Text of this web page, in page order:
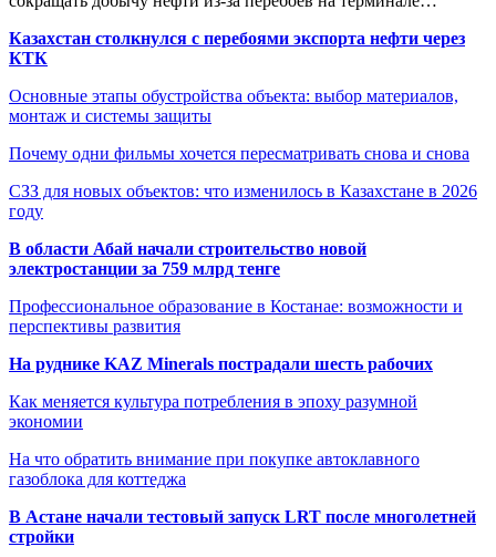
Казахстан столкнулся с перебоями экспорта нефти через
КТК
Основные этапы обустройства объекта: выбор материалов,
монтаж и системы защиты
Почему одни фильмы хочется пересматривать снова и снова
СЗЗ для новых объектов: что изменилось в Казахстане в 2026
году
В области Абай начали строительство новой
электростанции за 759 млрд тенге
Профессиональное образование в Костанае: возможности и
перспективы развития
На руднике KAZ Minerals пострадали шесть рабочих
Как меняется культура потребления в эпоху разумной
экономии
На что обратить внимание при покупке автоклавного
газоблока для коттеджа
В Астане начали тестовый запуск LRT после многолетней
стройки